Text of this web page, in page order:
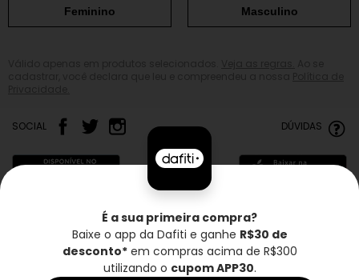
Feminino Masculino
SOCIAL DÚVIDAS
Frete grátis* Troca grátis Entrega rápida
É a sua primeira compra?
Baixe o app da Dafiti e ganhe R$30 de
desconto*em compras acima de R$300
utilizando o cupom APP30.